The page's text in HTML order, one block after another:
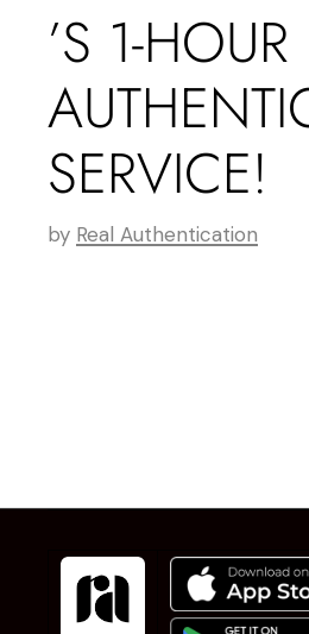
’S 1-HOUR
SERVICE!
by Real Authentication